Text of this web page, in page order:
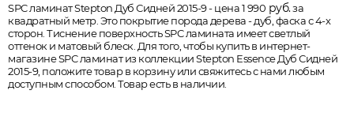
SPC ламинат Stepton Дуб Сидней 2015-9 - цена 1 990 руб.за
квадратный метр. Это покрытие порода дерева - дуб, фаска с 4-х
сторон. Тиснение поверхность SPC ламината имеет светлый
оттенок и матовый блеск. Для того, чтобы купить в интернет-
магазине SPC ламинат из коллекции Stepton Essence Дуб Сидней
2015-9, положите товар в корзину или свяжитесь с нами любым
доступным способом. Товар есть в наличии.